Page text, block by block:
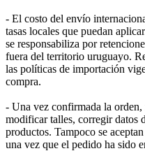
- El costo del envío
tasas locales que puedan
se responsabiliza por
fuera del territorio uruguayo.
las políticas de importación
compra.
- Una vez confirmada la
modificar talles, corregir datos
productos. Tampoco se
una vez que el pedido ha sido